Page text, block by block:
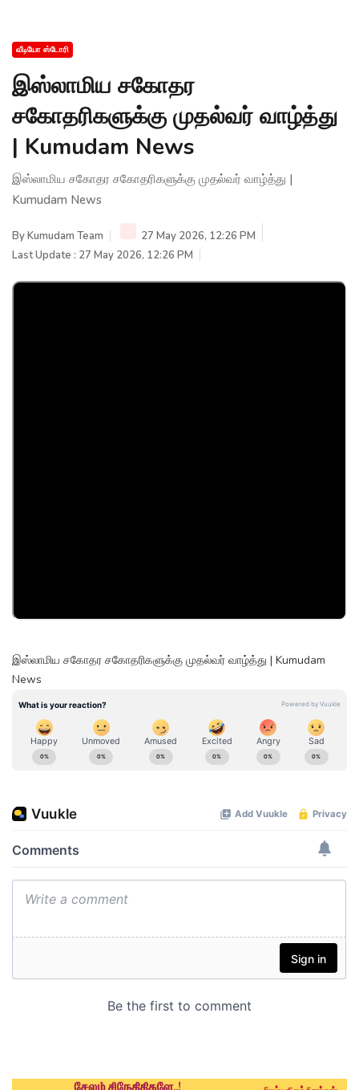
வீடியோ ஸ்டோரி
இஸ்லாமிய சகோதர
சகோதரிகளுக்கு முதல்வர் வாழ்த்து
| Kumudam News
இஸ்லாமிய சகோதர சகோதரிகளுக்கு முதல்வர் வாழ்த்து |
Kumudam News
ByKumudam Team
27 May 2026, 12:26 PM
Last Update : 27 May 2026, 12:26 PM
இஸ்லாமிய சகோதர சகோதரிகளுக்கு முதல்வர் வாழ்த்து | Kumudam
News